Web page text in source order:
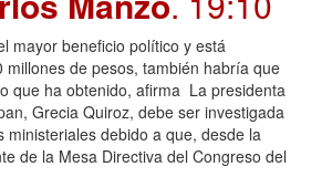
mayor beneficio político y está
millones de pesos, también habría que
que ha obtenido, afirma La presidenta
Grecia Quiroz, debe ser investigada
ministeriales debido a que, desde la
de la Mesa Directiva del Congreso del